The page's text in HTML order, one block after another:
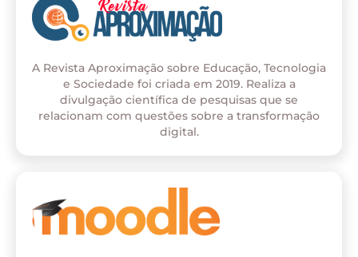
A Revista Aproximação sobre Educação, Tecnologia
e Sociedade foi criada em 2019. Realiza a
divulgação científica de pesquisas que se
relacionam com questões sobre a transformação
digital.